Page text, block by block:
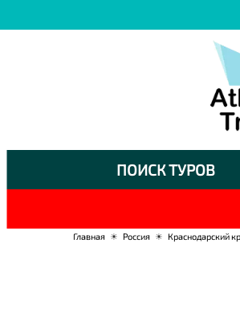
ПОИСК ТУРОВ
Главная ☀ Россия ☀ Краснодарский